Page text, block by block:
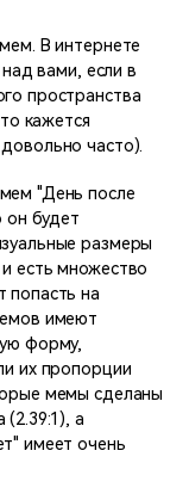
В интернете
вами, если в
пространства
кажется
часто).
"День после
он будет
размеры
есть множество
попасть на
имеют
форму,
их пропорции
мемы сделаны
а
имеет очень